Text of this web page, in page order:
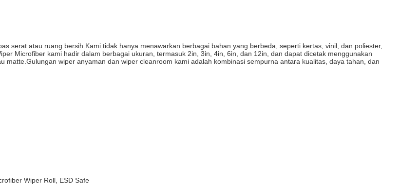
serat atau ruang bersih.Kami tidak hanya menawarkan berbagai bahan yang berbeda, seperti kertas, vinil, dan poliester,
Microfiber kami hadir dalam berbagai ukuran, termasuk 2in, 3in, 4in, 6in, dan 12in, dan dapat dicetak menggunakan
matte.Gulungan wiper anyaman dan wiper cleanroom kami adalah kombinasi sempurna antara kualitas, daya tahan, dan
Wiper Roll, ESD Safe